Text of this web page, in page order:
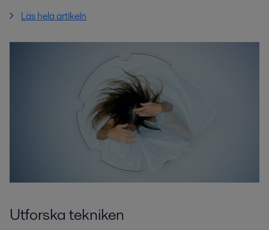
Läs hela artikeln
Utforska tekniken